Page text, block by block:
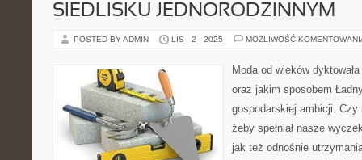
SIEDLISKU JEDNORODZINNYM
POSTED BY ADMIN LIS - 2 - 2025 MOŻLIWOŚĆ
Moda od wieków
oraz jakim sposobem
gospodarskiej ambicji. Czy
żeby spełniał nasze
jak też odnośnie